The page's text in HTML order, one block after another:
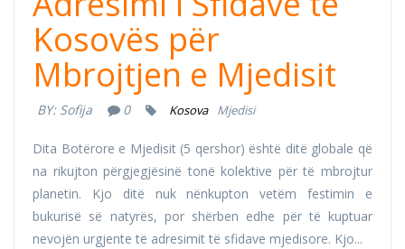
Kosovës për
Mbrojtjen e Mjedisit
BY: Sofija 0 Kosova Mjedisi
Dita Botërore e Mjedisit (5 qershor) është ditë globale që
na rikujton përgjegjësinë tonë kolektive për të mbrojtur
planetin. Kjo ditë nuk nënkupton vetëm festimin e
bukurisë së natyrës, por shërben edhe për të kuptuar
nevojën urgjente të adresimit të sfidave mjedisore. Kjo...